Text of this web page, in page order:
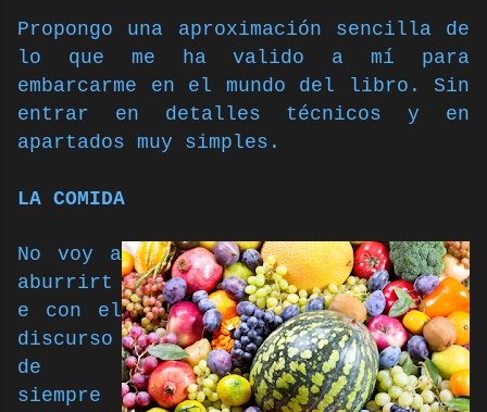
Propongo una aproximación sencilla de
lo que me ha valido a mí para
embarcarme en el mundo del libro. Sin
entrar en detalles técnicos y en
apartados muy simples.
LA COMIDA
No voy a
aburrirt
e con el
discurso
de
siempre